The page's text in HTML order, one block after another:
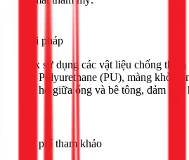
Giải pháp
1Fix sử dụng các vật liệu chống
keo Polyurethane (PU), màng khò
khe hở giữa ống và bê tông, đảm
Chi phí tham khảo